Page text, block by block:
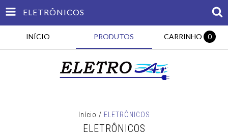
ELETRÔNICOS
INÍCIO PRODUTOS CARRINHO 0
Início / ELETRÔNICOS
ELETRÔNICOS